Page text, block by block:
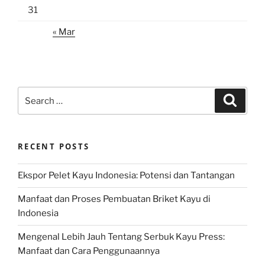
31
« Mar
for:
RECENT POSTS
Ekspor Pelet Kayu Indonesia: Potensi dan Tantangan
Manfaat dan Proses Pembuatan Briket Kayu di
Indonesia
Mengenal Lebih Jauh Tentang Serbuk Kayu Press:
Manfaat dan Cara Penggunaannya